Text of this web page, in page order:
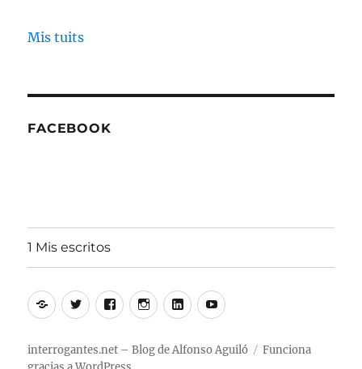
Mis tuits
FACEBOOK
1 Mis escritos
Alfonso
Aguiló
TwitterFacebookInstagram
LinkedinYoutube
interrogantes.net – Blog de Alfonso Aguiló
Funciona